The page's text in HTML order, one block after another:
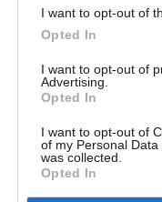
I want to opt-out of
Opted In
I want to opt-out of
Advertising.
Opted In
I want to opt-out of
of my Personal
was collected.
Opted In
με Γιώργο
Θέατρο